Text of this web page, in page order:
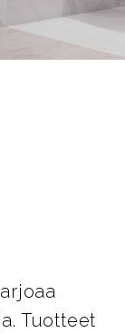
Tuotteet